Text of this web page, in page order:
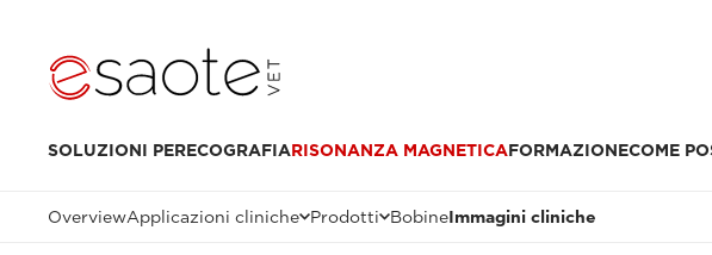
SOLUZIONI PERECOGRAFIARISONANZA MAGNETICAFORMAZIONECOME
OverviewApplicazioni cliniche Prodotti BobineImmagini cliniche